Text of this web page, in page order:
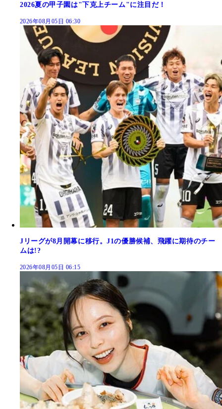
2026夏の甲子園は"下克上チーム"に注目だ！
2026年08月05日 06:30
Jリーグが8月開幕に移行。J1の優勝候補、飛躍に期待のチー
ムは!?
2026年08月05日 06:15